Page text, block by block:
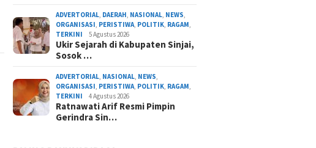
ADVERTORIAL DAERAH NASIONAL NEWS
ORGANISASI PERISTIWA POLITIK RAGAM
TERKINI
5 Agustus 2026
Ukir Sejarah di Kabupaten Sinjai,
Sosok …
ADVERTORIAL NASIONAL NEWS
ORGANISASI PERISTIWA POLITIK RAGAM
TERKINI
4 Agustus 2026
Ratnawati Arif Resmi Pimpin
Gerindra Sin…